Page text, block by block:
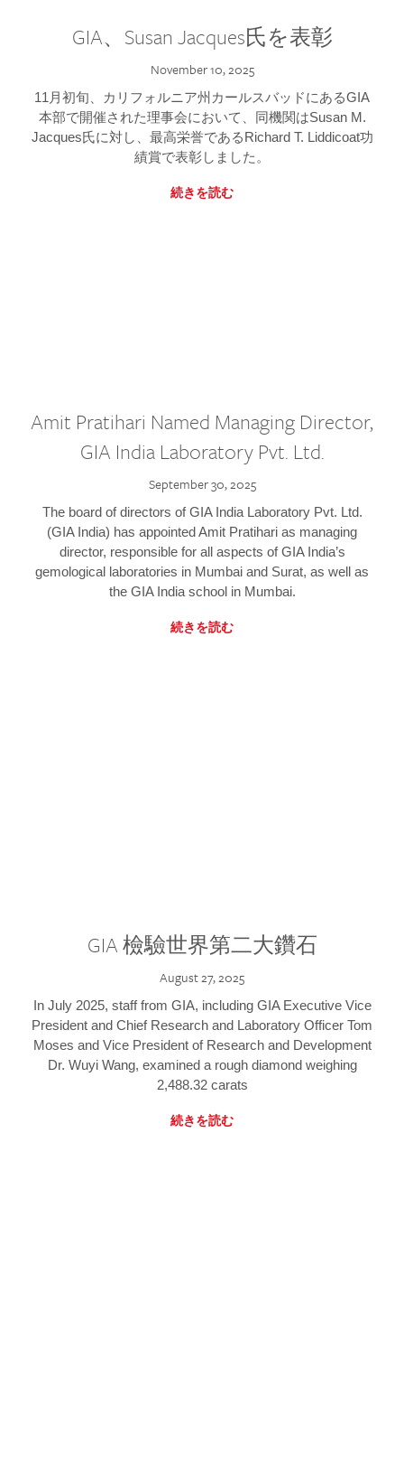
GIA、Susan Jacques氏を表彰
November 10, 2025
11月初旬、カリフォルニア州カールスバッドにあるGIA
本部で開催された理事会において、同機関はSusan M.
Jacques氏に対し、最高栄誉であるRichard T. Liddicoat功
績賞で表彰しました。
続きを読む
Amit Pratihari Named Managing Director,
GIA India Laboratory Pvt. Ltd.
September 30, 2025
The board of directors of GIA India Laboratory Pvt. Ltd.
(GIA India) has appointed Amit Pratihari as managing
director, responsible for all aspects of GIA India’s
gemological laboratories in Mumbai and Surat, as well as
the GIA India school in Mumbai.
続きを読む
GIA 檢驗世界第二大鑽石
August 27, 2025
In July 2025, staff from GIA, including GIA Executive Vice
President and Chief Research and Laboratory Officer Tom
Moses and Vice President of Research and Development
Dr. Wuyi Wang, examined a rough diamond weighing
2,488.32 carats
続きを読む